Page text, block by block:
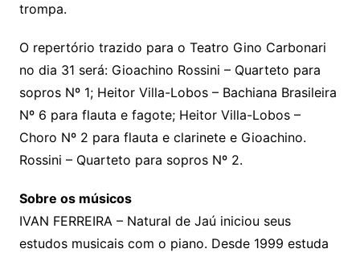
trompa.
O repertório trazido para o Teatro Gino Carbonari
no dia 31 será: Gioachino Rossini – Quarteto para
sopros Nº 1; Heitor Villa-Lobos – Bachiana Brasileira
Nº 6 para flauta e fagote; Heitor Villa-Lobos –
Choro Nº 2 para flauta e clarinete e Gioachino.
Rossini – Quarteto para sopros Nº 2.
Sobre os músicos
IVAN FERREIRA – Natural de Jaú iniciou seus
estudos musicais com o piano. Desde 1999 estuda